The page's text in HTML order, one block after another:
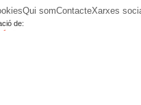
Qui somContacteXarxes
de: